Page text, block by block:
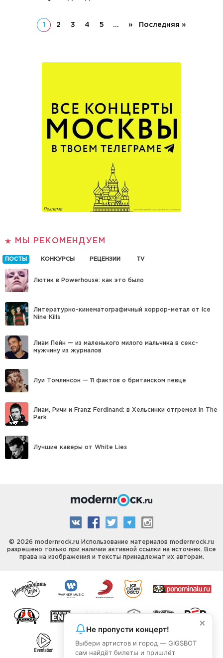
1 2 3 4 5 ... » Последняя »
МЫ РЕКОМЕНДУЕМ
ПОСТЫ КОНКУРСЫ РЕЦЕНЗИИ TV
Лютик в Powerhouse: как это было
Литературно-кинематографичный хоррор-метал от Ice
Nine Kills
Лиам Пейн — из маленького милого мальчика в секс-
мужчину из журналов
Луи Томлинсон — 11 фактов о британском певце
Лиам, Ричи и Franz Ferdinand: в Хельсинки отгремел In The
Park
Лучшие каверы от White Lies
© 2026 modernrock.ru Использование материалов modernrock.ru
разрешено только при наличии активной ссылки на источник. Все
права на изображения и тексты принадлежат их авторам.
×
Не пропусти концерт!
Выбери артистов и город — GIGSBOT
сам найдёт билеты и пришлёт